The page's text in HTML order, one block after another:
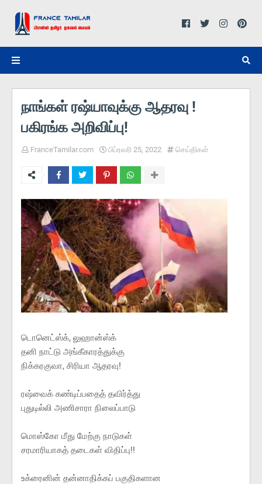
நாங்கள் ரஷ்யாவுக்கு ஆதரவு !
பகிரங்க அறிவிப்பு!
FranceTamilar.com பிப்ரவரி 25, 2022 செய்திகள்
டொனெட்ஸ்க், லுஹான்ஸ்க்
தனி நாட்டு அங்கீகாரத்துக்கு
நிக்கரகுவா, சிரியா ஆதரவு!
ரஷ்வைக் கண்டிப்பதைத் தவிர்த்து
புதுடில்லி அணிசாரா நிலைப்பாடு
மொஸ்கோ மீது மேற்கு நாடுகள்
சரமாரியாகத் தடைகள் விதிப்பு!!
உக்ரைனின் தன்னாதிக்கப் பகுதிகளான